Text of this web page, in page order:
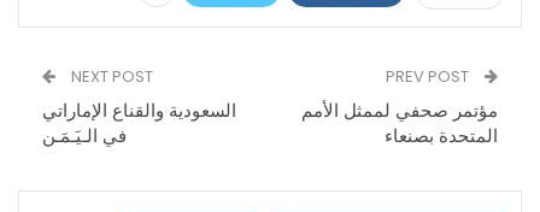
مؤتمر صحفي لممثل الأمم
المتحدة بصنعاء
NEXT POST
السعودية والقناع الإماراتي
في الـيَـمَـن